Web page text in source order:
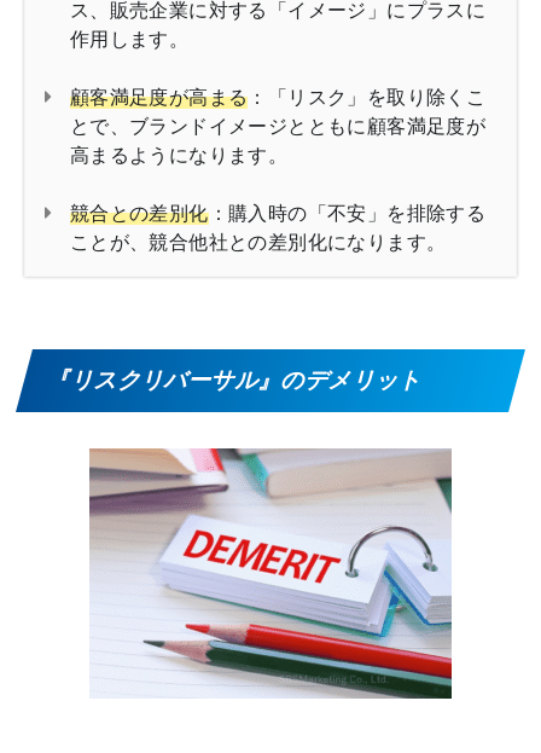
ス、販売企業に対する「イメージ」にプラスに
作用します。
顧客満足度が高まる ：「リスク」を取り除くこ
とで、ブランドイメージとともに顧客満足度が
高まるようになります。
競合との差別化：購入時の「不安」を排除する
ことが、競合他社との差別化になります。
『リスクリバーサル』のデメリット